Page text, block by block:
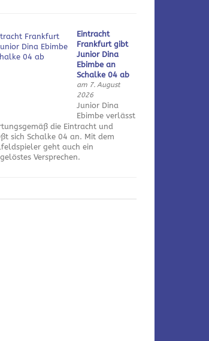
Eintracht
Frankfurt gibt
Junior Dina
Ebimbe an
Schalke 04 ab
am 7. August
2026
Junior Dina
Ebimbe verlässt
die Eintracht und
sich Schalke 04 an. Mit dem
geht auch ein
Versprechen.